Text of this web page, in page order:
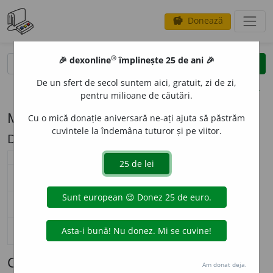
savings Donează
opțiuni
Modelul de flexiune N7 (troian (pl. -e))
Descriere: 'a/'e
N7)
singular
plural troiene troienele
genitiv-dativ
singular troian troianului
plural troiene troienelor
—
plural
Cuvinte care se flexionează conform
🎉 dexonline® împlinește 25 de ani 🎉
De un sfert de secol suntem aici, gratuit, zi de zi,
pentru milioane de căutări.
Cu o mică donație aniversară ne-ați ajuta să păstrăm
cuvintele la îndemâna tuturor și pe viitor.
Am donat deja.